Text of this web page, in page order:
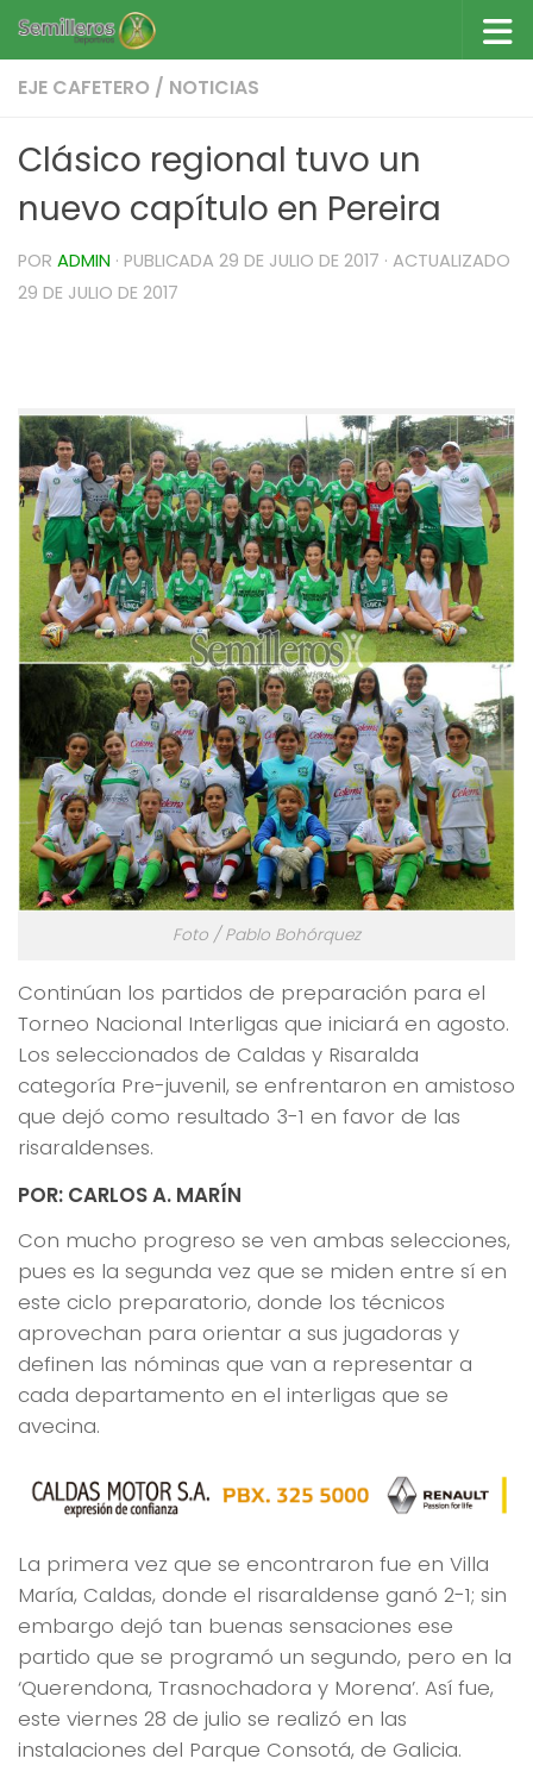
Saltar al contenido
EJE CAFETERO / NOTICIAS
Clásico regional tuvo un
nuevo capítulo en Pereira
POR ADMIN · PUBLICADA 29 DE JULIO DE 2017 · ACTUALIZADO
29 DE JULIO DE 2017
Foto / Pablo Bohórquez
Continúan los partidos de preparación para el
Torneo Nacional Interligas que iniciará en agosto.
Los seleccionados de Caldas y Risaralda
categoría Pre-juvenil, se enfrentaron en amistoso
que dejó como resultado 3-1 en favor de las
risaraldenses.
POR: CARLOS A. MARÍN
Con mucho progreso se ven ambas selecciones,
pues es la segunda vez que se miden entre sí en
este ciclo preparatorio, donde los técnicos
aprovechan para orientar a sus jugadoras y
definen las nóminas que van a representar a
cada departamento en el interligas que se
avecina.
La primera vez que se encontraron fue en Villa
María, Caldas, donde el risaraldense ganó 2-1; sin
embargo dejó tan buenas sensaciones ese
partido que se programó un segundo, pero en la
‘Querendona, Trasnochadora y Morena’. Así fue,
este viernes 28 de julio se realizó en las
instalaciones del Parque Consotá, de Galicia.